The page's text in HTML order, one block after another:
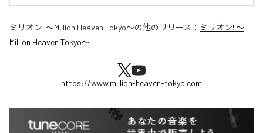
ミリオン! 〜Million Heaven Tokyo〜の他のリリース： ミリオン! 〜
Million Heaven Tokyo〜
https://www.million-heaven-tokyo.com